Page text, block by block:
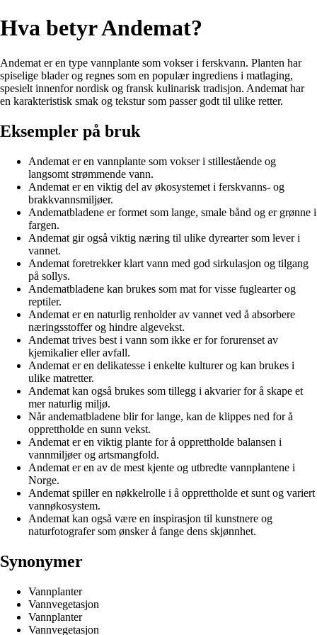
Hva betyr Andemat?
Andemat er en type vannplante som vokser i ferskvann. Planten har
spiselige blader og regnes som en populær ingrediens i matlaging,
spesielt innenfor nordisk og fransk kulinarisk tradisjon. Andemat har
en karakteristisk smak og tekstur som passer godt til ulike retter.
Eksempler på bruk
Andemat er en vannplante som vokser i stillestående og
langsomt strømmende vann.
Andemat er en viktig del av økosystemet i ferskvanns- og
brakkvannsmiljøer.
Andematbladene er formet som lange, smale bånd og er grønne i
fargen.
Andemat gir også viktig næring til ulike dyrearter som lever i
vannet.
Andemat foretrekker klart vann med god sirkulasjon og tilgang
på sollys.
Andematbladene kan brukes som mat for visse fuglearter og
reptiler.
Andemat er en naturlig renholder av vannet ved å absorbere
næringsstoffer og hindre algevekst.
Andemat trives best i vann som ikke er for forurenset av
kjemikalier eller avfall.
Andemat er en delikatesse i enkelte kulturer og kan brukes i
ulike matretter.
Andemat kan også brukes som tillegg i akvarier for å skape et
mer naturlig miljø.
Når andematbladene blir for lange, kan de klippes ned for å
opprettholde en sunn vekst.
Andemat er en viktig plante for å opprettholde balansen i
vannmiljøer og artsmangfold.
Andemat er en av de mest kjente og utbredte vannplantene i
Norge.
Andemat spiller en nøkkelrolle i å opprettholde et sunt og variert
vannøkosystem.
Andemat kan også være en inspirasjon til kunstnere og
naturfotografer som ønsker å fange dens skjønnhet.
Synonymer
Vannplanter
Vannvegetasjon
Vannplanter
Vannvegetasjon